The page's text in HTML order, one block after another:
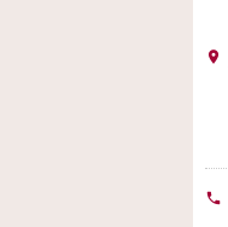
place
phone